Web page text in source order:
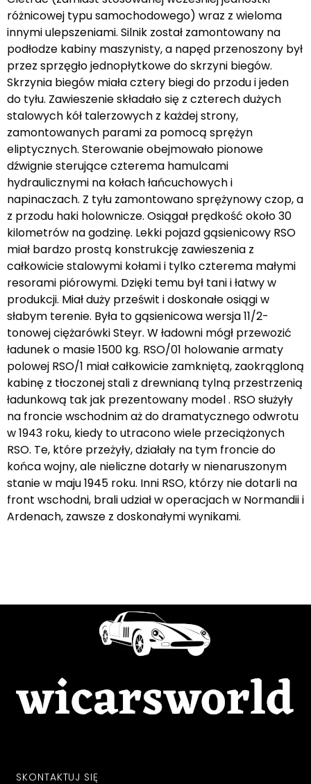
różnicowej typu samochodowego) wraz z wieloma
innymi ulepszeniami. Silnik został zamontowany na
podłodze kabiny maszynisty, a napęd przenoszony był
przez sprzęgło jednopłytkowe do skrzyni biegów.
Skrzynia biegów miała cztery biegi do przodu i jeden
do tyłu. Zawieszenie składało się z czterech dużych
stalowych kół talerzowych z każdej strony,
zamontowanych parami za pomocą sprężyn
eliptycznych. Sterowanie obejmowało pionowe
dźwignie sterujące czterema hamulcami
hydraulicznymi na kołach łańcuchowych i
napinaczach. Z tyłu zamontowano sprężynowy czop, a
z przodu haki holownicze. Osiągał prędkość około 30
kilometrów na godzinę. Lekki pojazd gąsienicowy RSO
miał bardzo prostą konstrukcję zawieszenia z
całkowicie stalowymi kołami i tylko czterema małymi
resorami piórowymi. Dzięki temu był tani i łatwy w
produkcji. Miał duży prześwit i doskonałe osiągi w
słabym terenie. Była to gąsienicowa wersja 11/2-
tonowej ciężarówki Steyr. W ładowni mógł przewozić
ładunek o masie 1500 kg. RSO/01 holowanie armaty
polowej RSO/1 miał całkowicie zamkniętą, zaokrągloną
kabinę z tłoczonej stali z drewnianą tylną przestrzenią
ładunkową tak jak prezentowany model . RSO służyły
na froncie wschodnim aż do dramatycznego odwrotu
w 1943 roku, kiedy to utracono wiele przeciążonych
RSO. Te, które przeżyły, działały na tym froncie do
końca wojny, ale nieliczne dotarły w nienaruszonym
stanie w maju 1945 roku. Inni RSO, którzy nie dotarli na
front wschodni, brali udział w operacjach w Normandii i
Ardenach, zawsze z doskonałymi wynikami.
SKONTAKTUJ SIĘ